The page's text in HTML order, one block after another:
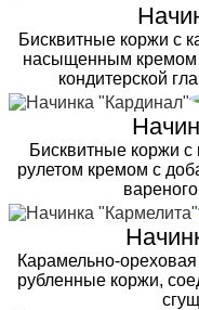
Бисквитные коржи с
насыщенным кремом
кондитерской
Бисквитные коржи с
рулетом кремом с
Карамельно-
рубленные коржи,